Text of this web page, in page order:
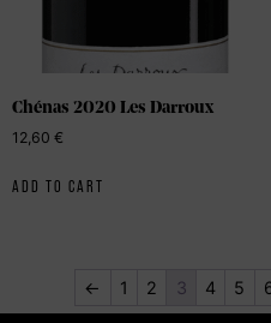
Chénas 2020 Les Darroux
12,60 €
ADD TO CART
← 1 2 3 4 5